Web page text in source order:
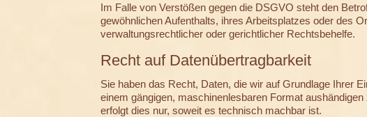
Im Falle von Verstößen gegen die DSGVO steht den
gewöhnlichen Aufenthalts, ihres Arbeitsplatzes oder des
verwaltungsrechtlicher oder gerichtlicher Rechtsbehelfe.
Recht auf Datenübertragbarkeit
Sie haben das Recht, Daten, die wir auf Grundlage Ihrer
einem gängigen, maschinenlesbaren Format
erfolgt dies nur, soweit es technisch machbar ist.